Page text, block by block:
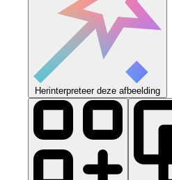
Herinterpreteer deze afbeelding